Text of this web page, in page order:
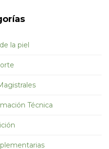
la piel
Técnica